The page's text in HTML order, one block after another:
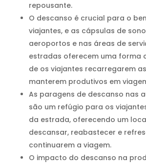
repousante.
O descanso é crucial para o
viajantes, e as cápsulas de
aeroportos e nas áreas de
estradas oferecem uma forma
de os viajantes recarregarem
manterem produtivos em
As paragens de descanso nas
são um refúgio para os
da estrada, oferecendo um
descansar, reabastecer e
continuarem a viagem.
O impacto do descanso na